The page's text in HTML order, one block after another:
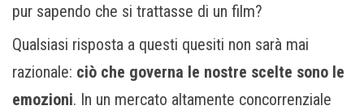
pur sapendo che si trattasse di un film?
Qualsiasi risposta a questi quesiti non sarà mai
razionale: ciò che governa le nostre scelte sono le
emozioni. In un mercato altamente concorrenziale